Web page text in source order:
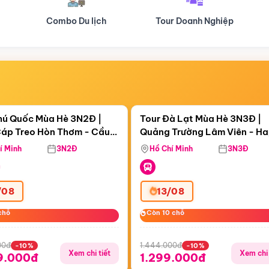
Tour Doanh Nghiệp Du lịch Hành Hương
00:57:11
Treo Hòn Thơm
Quốc Mùa Hè 3N2Đ |
Treo Hòn Thơm - Cầu
Viên Nước Aquatopia
Minh 3N2Đ
-10%
Xem chi tiết
Còn05 ngày 00:57:11
Tour Đà Lạt Mùa Hè 3N3Đ |
Quảng Trường Lâm Viên -
Hill - Puppy Farm
Hồ Chí Minh 3N3Đ
13/08
Còn 10 chỗ
Còn 10 chỗ
1.444.000đ -10%
1.299.000đ Xem